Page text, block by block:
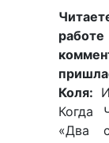
Коля:
Когда
«Два